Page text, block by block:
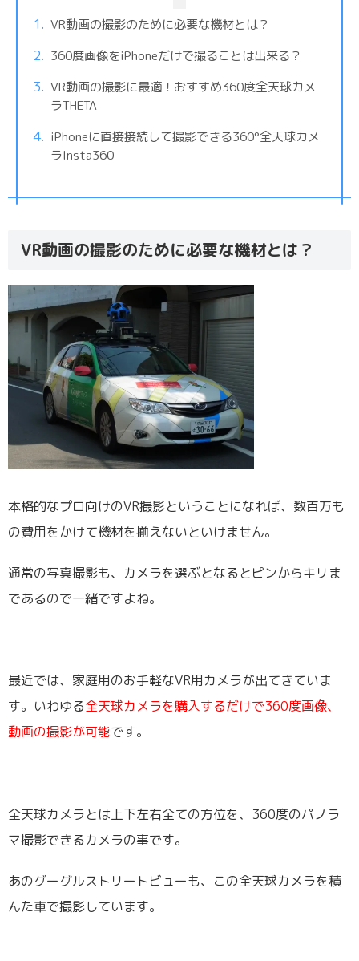
VR動画の撮影のために必要な機材とは？
360度画像をiPhoneだけで撮ることは出来る？
VR動画の撮影に最適！おすすめ360度全天球カメ
ラTHETA
iPhoneに直接接続して撮影できる360°全天球カメ
ラInsta360
VR動画の撮影のために必要な機材とは？
本格的なプロ向けのVR撮影ということになれば、数百万も
の費用をかけて機材を揃えないといけません。
通常の写真撮影も、カメラを選ぶとなるとピンからキリま
であるので一緒ですよね。
最近では、家庭用のお手軽なVR用カメラが出てきていま
す。いわゆる全天球カメラを購入するだけで360度画像、
動画の撮影が可能です。
全天球カメラとは上下左右全ての方位を、360度のパノラ
マ撮影できるカメラの事です。
あのグーグルストリートビューも、この全天球カメラを積
んた車で撮影しています。